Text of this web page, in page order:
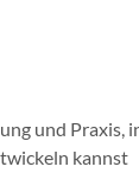
und Praxis,
kannst